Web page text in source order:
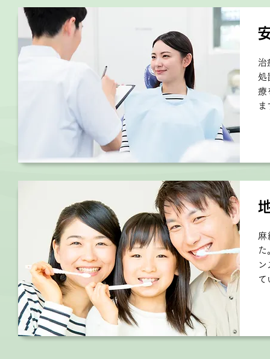
治
処
療
ま
麻
た
て